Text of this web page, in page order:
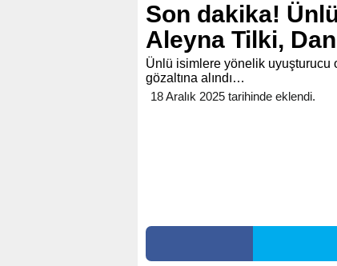
Son dakika!
Aleyna Tilki,
Ünlü isimlere yönelik uyuşturucu
gözaltına alındı…
18 Aralık 2025 tarihinde eklendi.